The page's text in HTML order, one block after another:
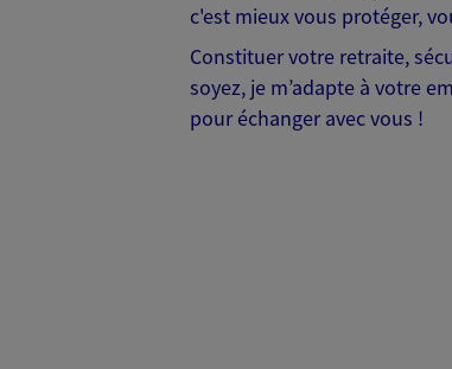
c'est mieux vous protéger,
Constituer votre retraite,
soyez, je m’adapte à votre
pour échanger avec vous !